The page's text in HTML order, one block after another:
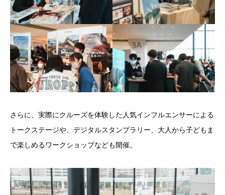
さらに、実際にクルーズを体験した人気インフルエンサーによる
トークステージや、デジタルスタンプラリー、大人から子どもま
で楽しめるワークショップなども開催。